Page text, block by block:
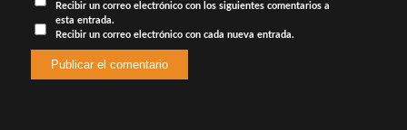
Recibir un correo electrónico con los siguientes comentarios a
esta entrada.
Recibir un correo electrónico con cada nueva entrada.